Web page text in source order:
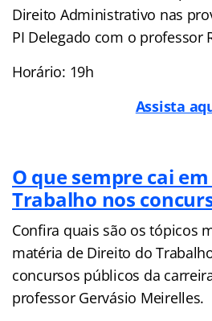
Direito Administrativo nas
PI Delegado com o professor
Horário: 19h
Assista
O que sempre cai
Trabalho nos
Confira quais são os tópicos
matéria de Direito do
concursos públicos da
professor Gervásio Meirelles.